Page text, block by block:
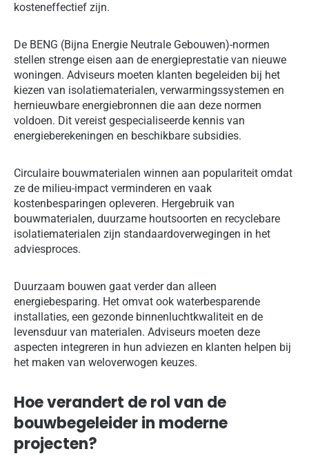
kosteneffectief zijn.
De BENG (Bijna Energie Neutrale Gebouwen)-normen
stellen strenge eisen aan de energieprestatie van nieuwe
woningen. Adviseurs moeten klanten begeleiden bij het
kiezen van isolatiematerialen, verwarmingssystemen en
hernieuwbare energiebronnen die aan deze normen
voldoen. Dit vereist gespecialiseerde kennis van
energieberekeningen en beschikbare subsidies.
Circulaire bouwmaterialen winnen aan populariteit omdat
ze de milieu-impact verminderen en vaak
kostenbesparingen opleveren. Hergebruik van
bouwmaterialen, duurzame houtsoorten en recyclebare
isolatiematerialen zijn standaardoverwegingen in het
adviesproces.
Duurzaam bouwen gaat verder dan alleen
energiebesparing. Het omvat ook waterbesparende
installaties, een gezonde binnenluchtkwaliteit en de
levensduur van materialen. Adviseurs moeten deze
aspecten integreren in hun adviezen en klanten helpen bij
het maken van weloverwogen keuzes.
Hoe verandert de rol van de
bouwbegeleider in moderne
projecten?